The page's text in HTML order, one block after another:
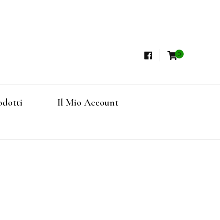
Tisane Terapeutiche Esclusive, Tè Pregiati
0
Il Mio Account